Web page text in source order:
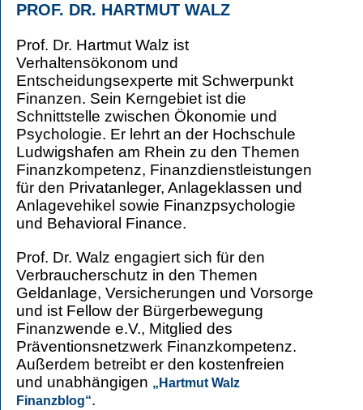
PROF. DR. HARTMUT WALZ
Prof. Dr. Hartmut Walz ist
Verhaltensökonom und
Entscheidungsexperte mit Schwerpunkt
Finanzen. Sein Kerngebiet ist die
Schnittstelle zwischen Ökonomie und
Psychologie. Er lehrt an der Hochschule
Ludwigshafen am Rhein zu den Themen
Finanzkompetenz, Finanzdienstleistungen
für den Privatanleger, Anlageklassen und
Anlagevehikel sowie Finanzpsychologie
und Behavioral Finance.
Prof. Dr. Walz engagiert sich für den
Verbraucherschutz in den Themen
Geldanlage, Versicherungen und Vorsorge
und ist Fellow der Bürgerbewegung
Finanzwende e.V., Mitglied des
Präventionsnetzwerk Finanzkompetenz.
Außerdem betreibt er den kostenfreien
und unabhängigen „Hartmut Walz
Finanzblog“.